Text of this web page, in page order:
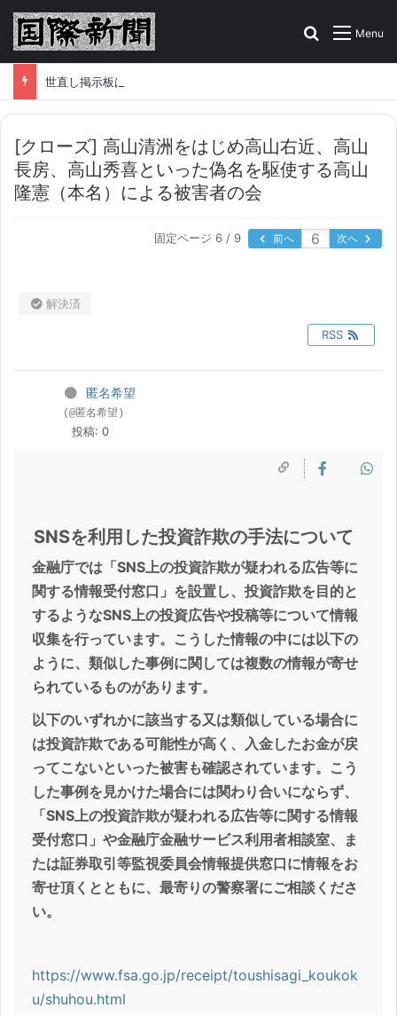
Menu
Search for
[クローズ] 高山清洲をはじめ高山右近、高山
長房、高山秀喜といった偽名を駆使する高山
隆憲（本名）による被害者の会
固定ページ 6 / 9 前へ 次へ
解決済
RSS
匿名希望
(@匿名希望)
投稿: 0
SNSを利用した投資詐欺の手法について
金融庁では「SNS上の投資詐欺が疑われる広告等に
関する情報受付窓口」を設置し、投資詐欺を目的と
するようなSNS上の投資広告や投稿等について情報
収集を行っています。こうした情報の中には以下の
ように、類似した事例に関しては複数の情報が寄せ
られているものがあります。
以下のいずれかに該当する又は類似している場合に
は投資詐欺である可能性が高く、入金したお金が戻
ってこないといった被害も確認されています。こう
した事例を見かけた場合には関わり合いにならず、
「SNS上の投資詐欺が疑われる広告等に関する情報
受付窓口」や金融庁金融サービス利用者相談室、ま
たは証券取引等監視委員会情報提供窓口に情報をお
寄せ頂くとともに、最寄りの警察署にご相談くださ
い。
https://www.fsa.go.jp/receipt/toushisagi_koukok
u/shuhou.html